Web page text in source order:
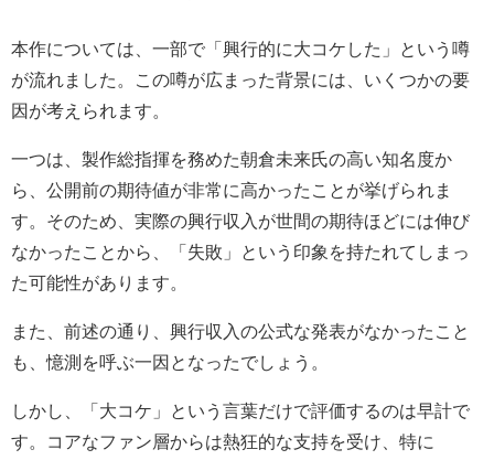
本作については、一部で「興行的に大コケした」という噂
が流れました。この噂が広まった背景には、いくつかの要
因が考えられます。
一つは、製作総指揮を務めた朝倉未来氏の高い知名度か
ら、公開前の期待値が非常に高かったことが挙げられま
す。そのため、実際の興行収入が世間の期待ほどには伸び
なかったことから、「失敗」という印象を持たれてしまっ
た可能性があります。
また、前述の通り、興行収入の公式な発表がなかったこと
も、憶測を呼ぶ一因となったでしょう。
しかし、「大コケ」という言葉だけで評価するのは早計で
す。コアなファン層からは熱狂的な支持を受け、特に